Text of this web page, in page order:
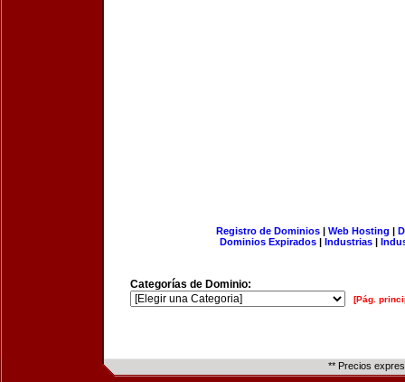
Registro de Dominios| Web Hosting |
Dominios Expirados | Industrias |
Categorías de Dominio:
[Pág.
** Precios